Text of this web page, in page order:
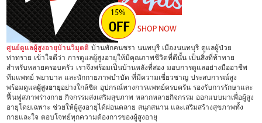
ศูนย์ดูแลผู้สูงอายุบ้านวิมุตติบ้านพักคนชรา นนทบุรี เมืองนนทบุรี ดูแลผู้ป่วย
ท่าทราย เข้าใจดีว่า การดูแลผู้สูงอายุให้มีคุณภาพชีวิตที่ดีนั้น เป็นสิ่งที่ท้าทาย
สำหรับหลายครอบครัว เราจึงพร้อมเป็นบ้านหลังที่สอง มอบการดูแลอย่างมืออาชีพ
ทีมแพทย์ พยาบาล และนักกายภาพบำบัด ที่มีความเชี่ยวชาญ ประสบการณ์สูง
พร้อมดูแลผู้สูงอายุอย่างใกล้ชิด อุปกรณ์ทางการแพทย์ครบครัน รองรับการรักษาและ
ฟื้นฟูสภาพร่างกาย กิจกรรมส่งเสริมสุขภาพ หลากหลายกิจกรรม ออกแบบมาเพื่อผู้สูง
อายุโดยเฉพาะ ช่วยให้ผู้สูงอายุได้ผ่อนคลาย สนุกสนาน และเสริมสร้างสุขภาพทั้ง
กายและใจ ตอบโจทย์ทุกความต้องการของผู้สูงอายุ